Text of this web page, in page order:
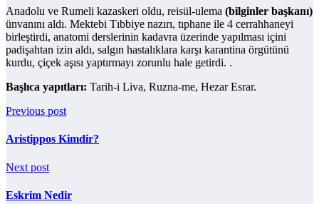
Anadolu ve Rumeli kazaskeri oldu, reisül-ulema (bilginler başkanı)
ünvanını aldı. Mektebi Tıbbiye nazırı, tıphane ile 4 cerrahhaneyi
birleştirdi, anatomi derslerinin kadavra üzerinde yapılması içini
padişahtan izin aldı, salgın hastalıklara karşı karantina örgütünü
kurdu, çiçek aşısı yaptırmayı zorunlu hale getirdi. .
Başlıca yapıtları: Tarih-i Liva, Ruzna-me, Hezar Esrar.
Previous post
Aristippos Kimdir?
Next post
Eskrim Nedir